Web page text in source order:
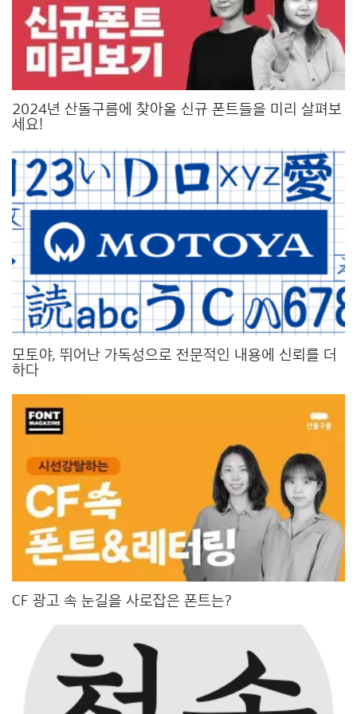
2024년 산돌구름에 찾아올 신규 폰트들을 미리 살펴보
세요!
모토야, 뛰어난 가독성으로 전문적인 내용에 신뢰를 더
하다
CF 광고 속 눈길을 사로잡은 폰트는?